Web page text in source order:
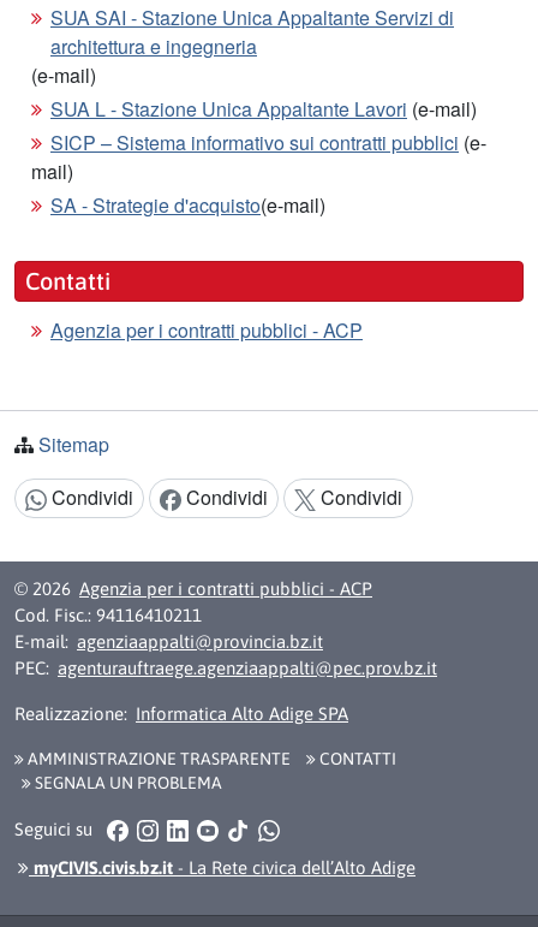
SUA SAI - Stazione Unica Appaltante Servizi di
architettura e ingegneria
(e-mail)
SUA L - Stazione Unica Appaltante Lavori (e-mail)
SICP – Sistema informativo sui contratti pubblici (e-
mail)
SA - Strategie d'acquisto(e-mail)
Contatti
Agenzia per i contratti pubblici - ACP
Sitemap
Condividi:
Condividi Condividi Condividi
© 2026 Agenzia per i contratti pubblici - ACP
Cod. Fisc.: 94116410211
E-mail: agenziaappalti@provincia.bz.it
PEC: agenturauftraege.agenziaappalti@pec.prov.bz.it
Realizzazione: Informatica Alto Adige SPA
AMMINISTRAZIONE TRASPARENTE
CONTATTI
SEGNALA UN PROBLEMA
Seguici su Facebook
Instagram
LinkedInYouTube
TikTokWhatsApp
myCIVIS.civis.bz.it - La Rete civica dell’Alto Adige